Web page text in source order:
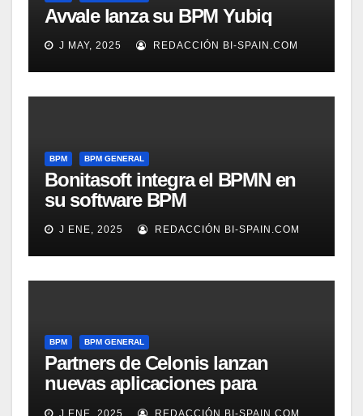
Avvale lanza su BPM Yubiq
J MAY, 2025 REDACCIÓN BI-SPAIN.COM
BPM BPM GENERAL
Bonitasoft integra el BPMN en
su software BPM
J ENE, 2025 REDACCIÓN BI-SPAIN.COM
BPM BPM GENERAL
Partners de Celonis lanzan
nuevas aplicaciones para
automarizar migración a SAP o
J ENE, 2025 REDACCIÓN BI-SPAIN.COM